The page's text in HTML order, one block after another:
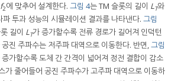
f2에 맞추어 설계한다. 그림 4는 TM 슬롯의 길이 LT와
투과 성능의 시뮬레이션 결과를 나타낸다. 그림
길이 LT가 증가할수록 전류 경로가 길어져 인덕턴
진 주파수는 저주파 대역으로 이동한다. 반면,그림
증가할수록 도체 간 간격이 넓어져 정전 결합이 감소
가 줄어들어 공진 주파수가 고주파 대역으로 이동하